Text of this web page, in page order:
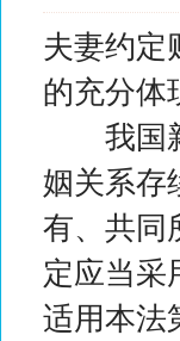
夫妻约定
的充分体
我国新
姻关系存
有、共同
定应当采
适用本法